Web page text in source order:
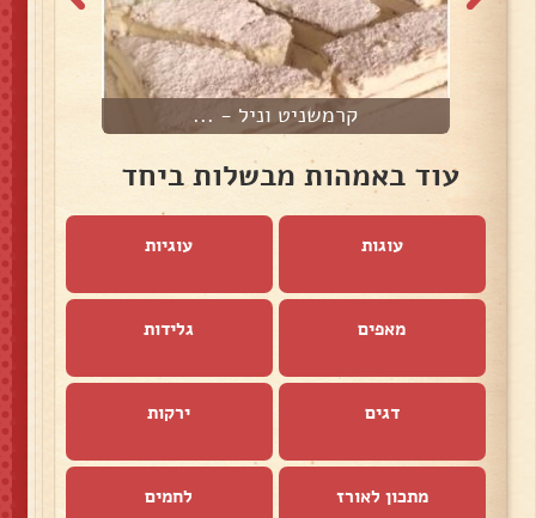
קרמשניט וניל - ...
עוד באמהות מבשלות ביחד
עוגות עוגיות
מאפים גלידות
דגים ירקות
מתכון לאורז לחמים